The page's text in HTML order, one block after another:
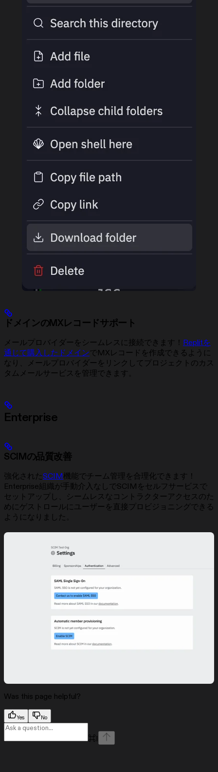
ドメインのMXレコードサポート
メールプロバイダーをシームレスに接続できます！ Replitを
通じて購入したドメインでMXレコードを作成できるように
なり、メールプロバイダーをリンクしてプロジェクトのカス
タムメールサービスを管理できます。
Enterprise
SCIMの品質改善
強化された SCIM機能でチーム管理を合理化できます！
Enterprise組織が手動介入なしでSCIMをセルフサービスで
セットアップし、シームレスなコントラクターアクセスのた
めにゲストロールにユーザーを直接プロビジョニングできる
ようになりました。
Was this page helpful?
Yes No
⌘I